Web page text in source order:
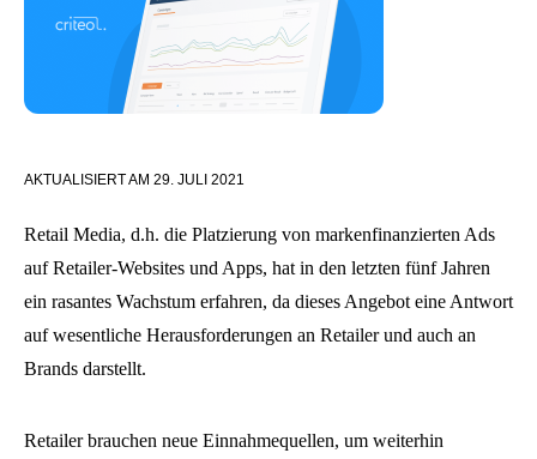
AKTUALISIERT AM 29. JULI 2021
Retail Media, d.h. die Platzierung von markenfinanzierten Ads
auf Retailer-Websites und Apps, hat in den letzten fünf Jahren
ein rasantes Wachstum erfahren, da dieses Angebot eine Antwort
auf wesentliche Herausforderungen an Retailer und auch an
Brands darstellt.
Retailer brauchen neue Einnahmequellen, um weiterhin